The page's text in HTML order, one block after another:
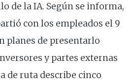
de la IA. Según se informa,
con los empleados el 9
planes de presentarlo
y partes externas
de ruta describe cinco